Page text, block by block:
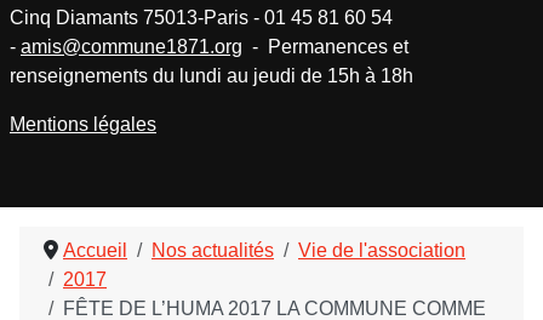
Accueil Nos actualités
Vie de l'association
2017
FÊTE DE L’HUMA 2017 LA COMMUNE COMME
Cinq Diamants 75013-Paris - 01 45 81 60 54
- amis@commune1871.org - Permanences et
renseignements du lundi au jeudi de 15h à 18h
Mentions légales